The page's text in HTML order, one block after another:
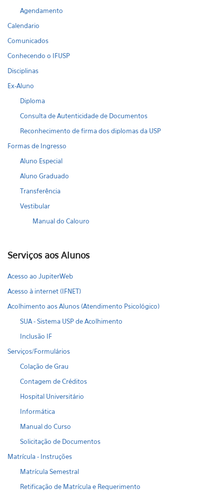
Agendamento
Calendario
Comunicados
Conhecendo o IFUSP
Disciplinas
Ex-Aluno
Diploma
Consulta de Autenticidade de Documentos
Reconhecimento de firma dos diplomas da USP
Formas de Ingresso
Aluno Especial
Aluno Graduado
Transferência
Vestibular
Manual do Calouro
Serviços aos Alunos
Acesso ao JupiterWeb
Acesso à internet (IFNET)
Acolhimento aos Alunos (Atendimento Psicológico)
SUA - Sistema USP de Acolhimento
Inclusão IF
Serviços/Formulários
Colação de Grau
Contagem de Créditos
Hospital Universitário
Informática
Manual do Curso
Solicitação de Documentos
Matrícula - Instruções
Matrícula Semestral
Retificação de Matrícula e Requerimento